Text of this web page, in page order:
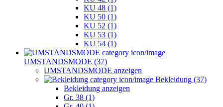
KU 48 (1)
KU 50 (1)
KU 52 (1)
KU 53 (1)
KU 54 (1)
UMSTANDSMODE (37)
UMSTANDSMODE anzeigen
Bekleidung (37)
Bekleidung anzeigen
Gr. 38 (1)